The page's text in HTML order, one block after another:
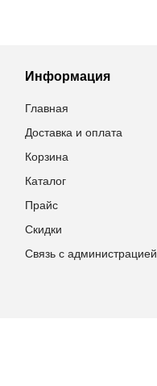
Информация
Главная
Доставка и оплата
Корзина
Каталог
Прайс
Скидки
Связь с администрацией